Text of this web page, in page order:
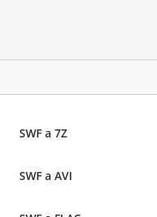
SWF a 7Z
SWF a AVI